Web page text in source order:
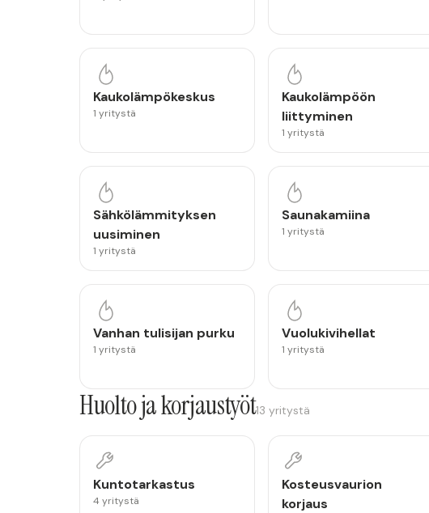
Kaukolämpökeskus
1 yritystä
Kaukolämpöön
liittyminen
1 yritystä
Sähkölämmityksen
uusiminen
1 yritystä
Saunakamiina
1 yritystä
Vanhan tulisijan purku
1 yritystä
Vuolukivihellat
1 yritystä
Huolto ja korjaustyöt13 yritystä
Kuntotarkastus
4 yritystä
Kosteusvaurion
korjaus